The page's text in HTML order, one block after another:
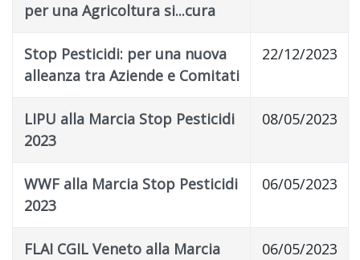
per una Agricoltura si...cura
Stop Pesticidi: per una nuova
alleanza tra Aziende e Comitati
22/12/2023
LIPU alla Marcia Stop Pesticidi
2023
08/05/2023
WWF alla Marcia Stop Pesticidi
2023
06/05/2023
FLAI CGIL Veneto alla Marcia
06/05/2023